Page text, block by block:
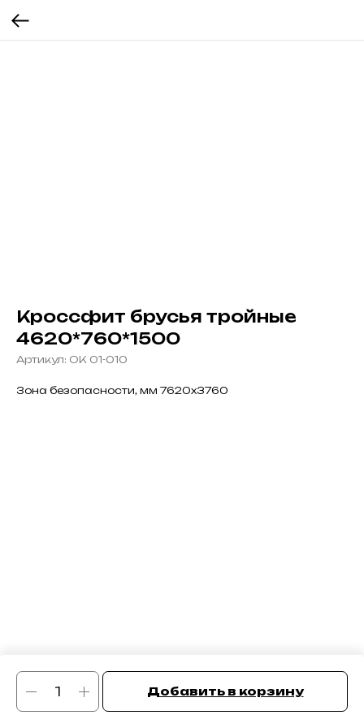
Кроссфит брусья тройные
4620*760*1500
Артикул: ОК 01-010
Добавить в корзину
Зона безопасности, мм 7620х3760